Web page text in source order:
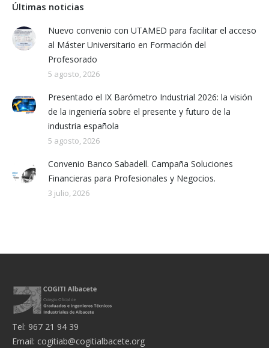
Últimas noticias
Nuevo convenio con UTAMED para facilitar el acceso
al Máster Universitario en Formación del
Profesorado
5 agosto, 2026
Presentado el IX Barómetro Industrial 2026: la visión
de la ingeniería sobre el presente y futuro de la
industria española
5 agosto, 2026
Convenio Banco Sabadell. Campaña Soluciones
Financieras para Profesionales y Negocios.
3 julio, 2026
Tel: 967 21 94 39
Email: cogitiab@cogitialbacete.org